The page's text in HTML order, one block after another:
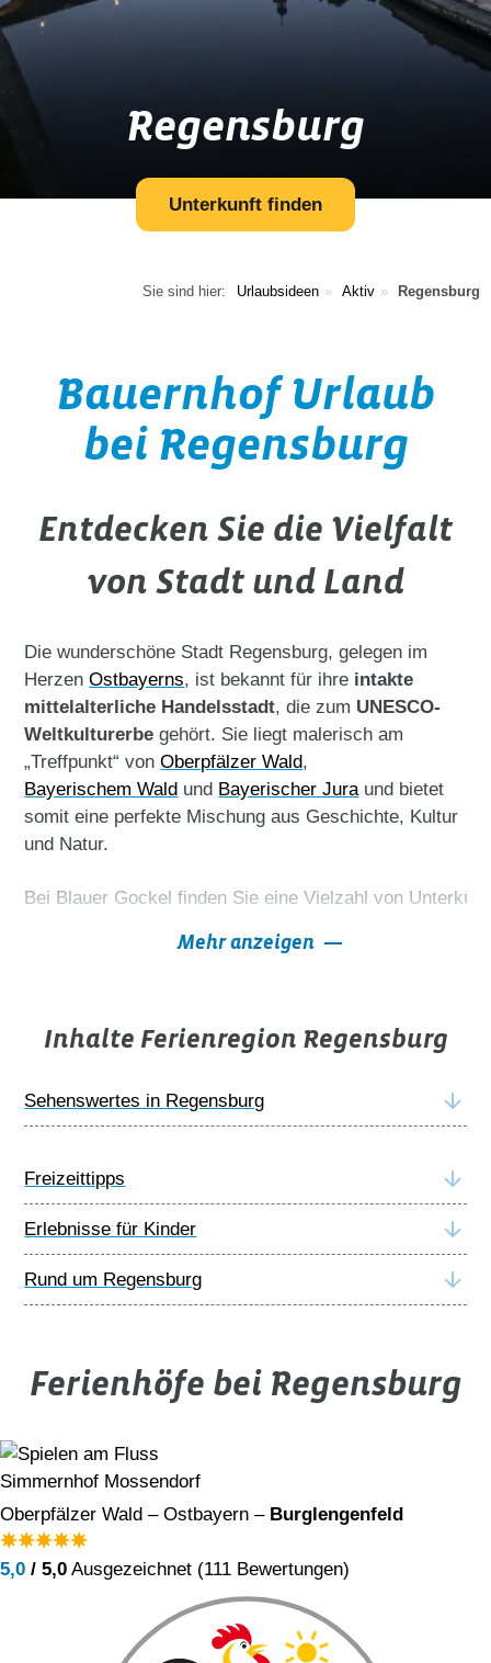
Regensburg
Unterkunft finden
Regensburg
Aktiv
Urlaubsideen
Sie sind hier:
Bauernhof Urlaub
bei Regensburg
Entdecken Sie die Vielfalt
von Stadt und Land
Die wunderschöne Stadt Regensburg, gelegen im
HerzenOstbayerns, ist bekannt für ihre intakte
mittelalterliche Handelsstadt, die zum UNESCO-
Weltkulturerbe gehört. Sie liegt malerisch am
„Treffpunkt“ vonOberpfälzer Wald,
Bayerischem Wald und Bayerischer Juraund bietet
somit eine perfekte Mischung aus Geschichte, Kultur
und Natur.
Bei Blauer Gockel finden Sie eine Vielzahl von
Bauernhofurlaub in Regensburg und Umgebung –
historischen Bauwerken in Hülle und Fülle – in der
wunderschönen Naturlandscha?en mit einer
Mehr anzeigen
Inhalte Ferienregion Regensburg
Sehenswertes in Regensburg
Freizeittipps
Erlebnisse für Kinder
Rund um Regensburg
Ferienhöfe bei Regensburg
Simmernhof Mossendorf
Oberpfälzer Wald – Ostbayern – Burglengenfeld
5,0 / 5,0 Ausgezeichnet (111 Bewertungen)